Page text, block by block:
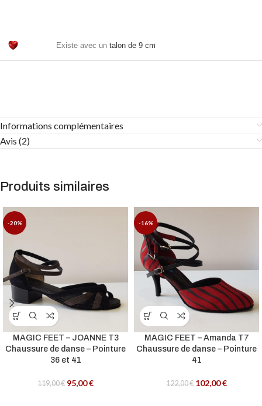
Existe avec un talon de 9 cm
Informations complémentaires
Avis (2)
Produits similaires
-20%
MAGIC FEET – JOANNE T3
Chaussure de danse – Pointure
36 et 41
119,00€ 95,00€
-16%
MAGIC FEET – Amanda T7
Chaussure de danse – Pointure
41
122,00€ 102,00€